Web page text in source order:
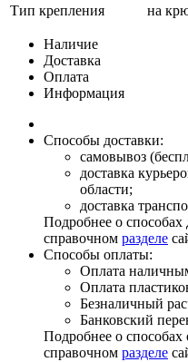
Тип крепления
на
Наличие
Доставка
Оплата
Информация
Способы доставки:
самовывоз
доставка
области;
доставка
Подробнее о способах
справочном разделе
Способы оплаты:
Оплата
Оплата
Безналичный
Банковский
Подробнее о
справочном разделе